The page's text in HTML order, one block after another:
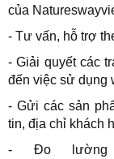
của
- Tư vấn, hỗ trợ
- Giải quyết các
đến việc sử dụng
- Gửi các sản
tin, địa chỉ khách
- Đo